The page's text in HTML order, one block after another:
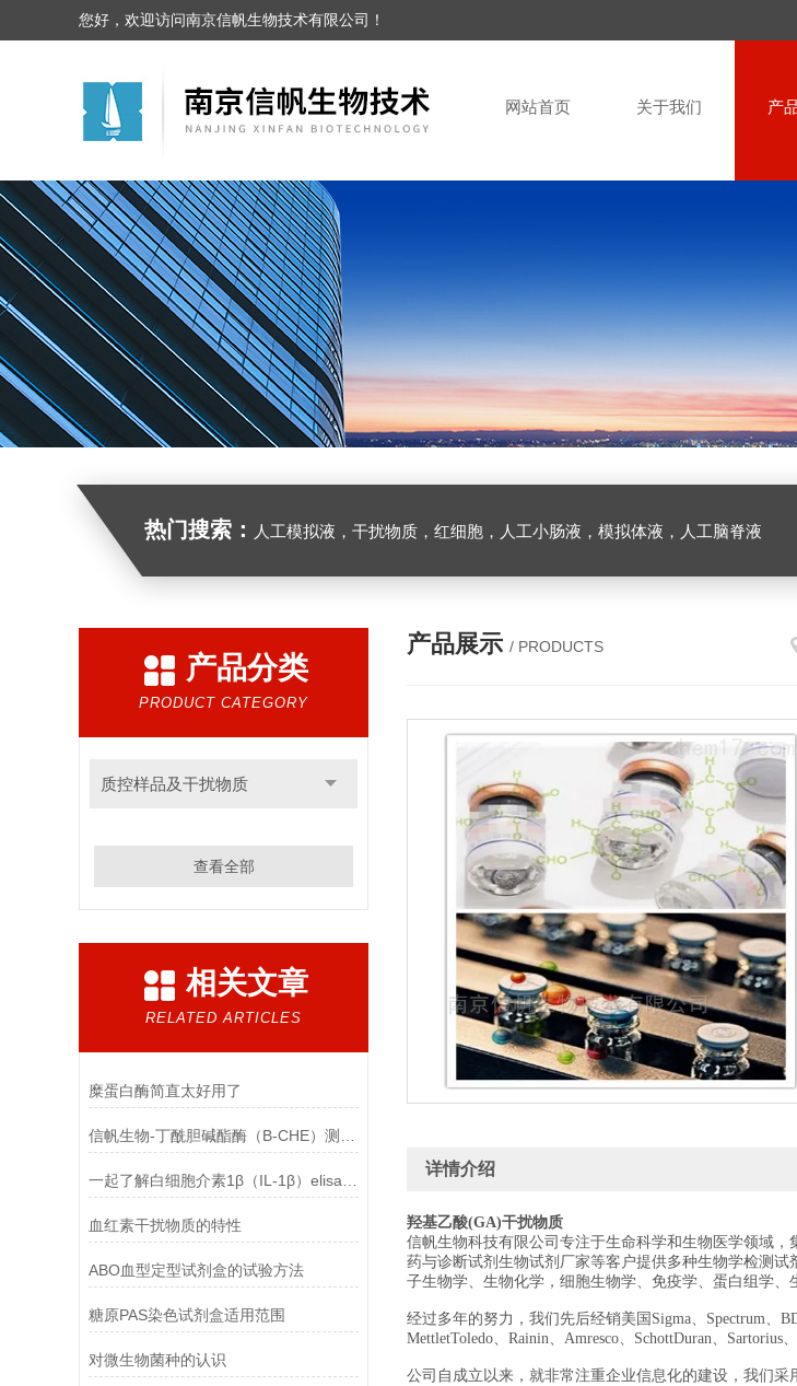
您好，欢迎访问南京信帆生物技术有限公司！
网站首页 关于我们 产
热门搜索： 人工模拟液，干扰物质，红细胞，人工小肠液，模拟体液，人工脑脊液
产品分类
PRODUCT CATEGORY
质控样品及干扰物质
查看全部
相关文章
RELATED ARTICLES
糜蛋白酶简直太好用了
血红素干扰物质的特性
ABO血型定型试剂盒的试验方法
糖原PAS染色试剂盒适用范围
对微生物菌种的认识
产品展示 / PRODUCTS
详情介绍
羟基乙酸(GA)干扰物质
信帆生物科技有限公司专注于生命科学和生物医学领域
药与诊断试剂生物试剂厂家等客户提供多种生物学检测
子生物学、生物化学，细胞生物学、免疫学、蛋白组学、
经过多年的努力，我们先后经销美国Sigma、Spectrum、
MettletToledo、Rainin、Amresco、SchottDuran、Sartorius
公司自成立以来，就非常注重企业信息化的建设，我们